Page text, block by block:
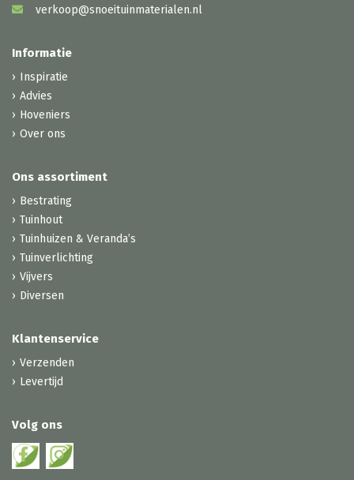
verkoop@snoeituinmaterialen.nl
Informatie
Inspiratie
Advies
Hoveniers
Over ons
Ons assortiment
Bestrating
Tuinhout
Tuinhuizen & Veranda’s
Tuinverlichting
Vijvers
Diversen
Klantenservice
Verzenden
Levertijd
Volg ons